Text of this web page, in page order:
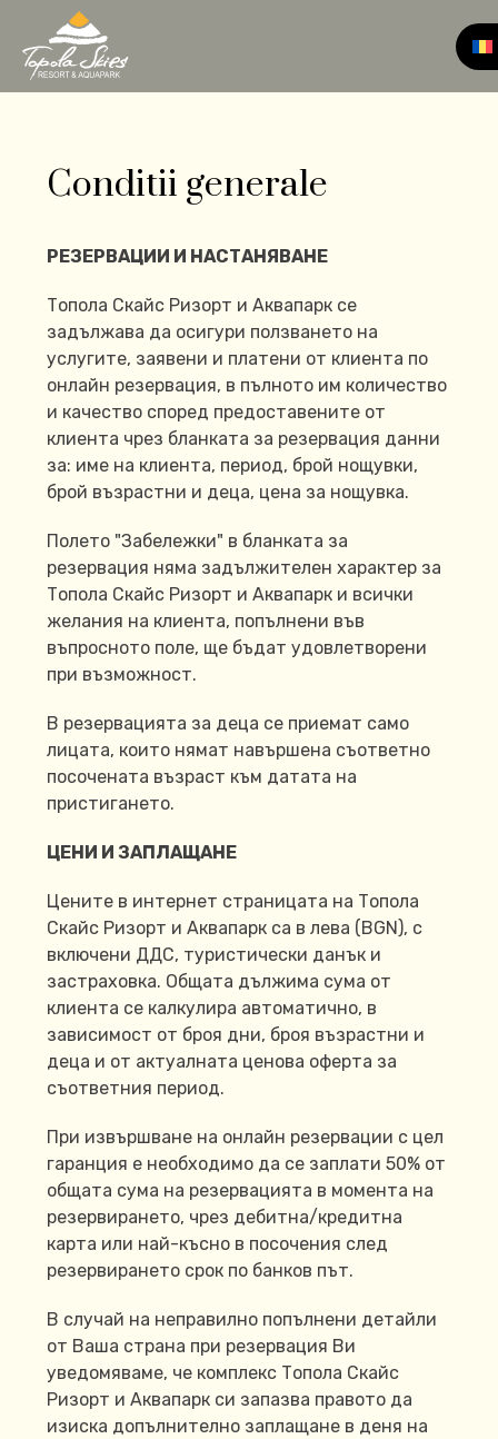
Conditii generale
РЕЗЕРВАЦИИ И НАСТАНЯВАНЕ
Топола Скайс Ризорт и Аквапарк се
задължава да осигури ползването на
услугите, заявени и платени от клиента по
онлайн резервация, в пълното им количество
и качество според предоставените от
клиента чрез бланката за резервация данни
за: име на клиента, период, брой нощувки,
брой възрастни и деца, цена за нощувка.
Полето "Забележки" в бланката за
резервация няма задължителен характер за
Топола Скайс Ризорт и Аквапарк и всички
желания на клиента, попълнени във
въпросното поле, ще бъдат удовлетворени
при възможност.
В резервацията за деца се приемат само
лицата, които нямат навършена съответно
посочената възраст към датата на
пристигането.
ЦЕНИ И ЗАПЛАЩАНЕ
Цените в интернет страницата на Топола
Скайс Ризорт и Аквапарк са в лева (BGN), с
включени ДДС, туристически данък и
застраховка. Общата дължима сума от
клиента се калкулира автоматично, в
зависимост от броя дни, броя възрастни и
деца и от актуалната ценова оферта за
съответния период.
При извършване на онлайн резервации с цел
гаранция е необходимо да се заплати 50% от
общата сума на резервацията в момента на
резервирането, чрез дебитна/кредитна
карта или най-късно в посочения след
резервирането срок по банков път.
В случай на неправилно попълнени детайли
от Ваша страна при резервация Ви
уведомяваме, че комплекс Топола Скайс
Ризорт и Аквапарк си запазва правото да
изиска допълнително заплащане в деня на